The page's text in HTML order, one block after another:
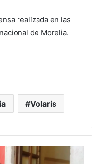
realizada en las
de Morelia.
Volaris